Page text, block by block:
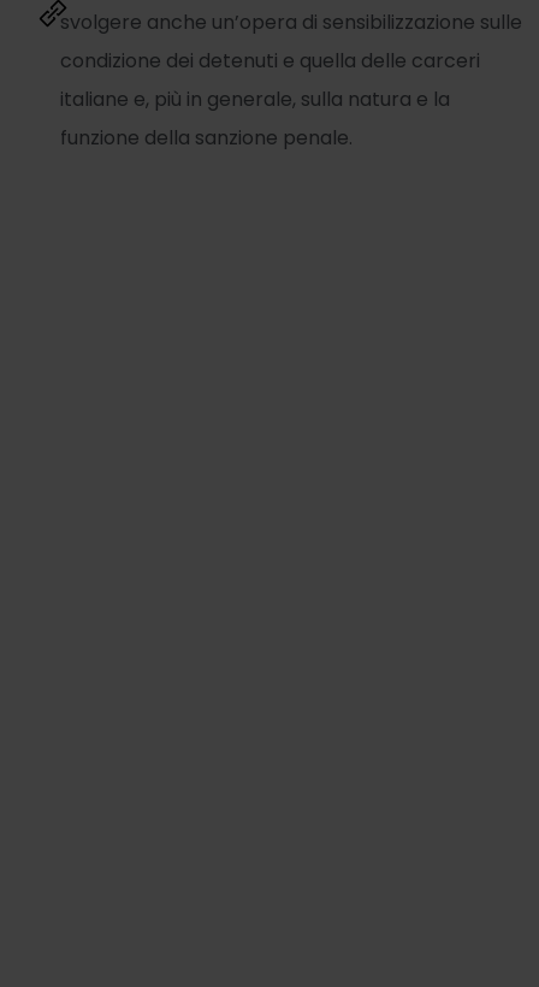
svolgere anche un’opera di sensibilizzazione sulle
condizione dei detenuti e quella delle carceri
italiane e, più in generale, sulla natura e la
funzione della sanzione penale.